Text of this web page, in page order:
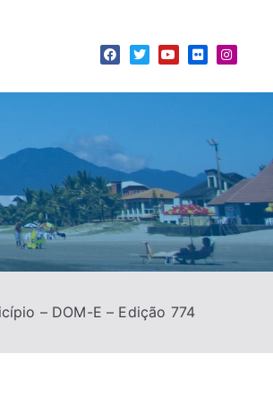
– DOM-E – Edição 774